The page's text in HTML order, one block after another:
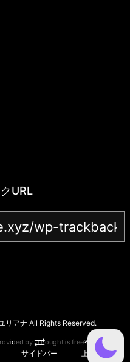
URL
リアナ All Rights Reserved.
by "Thought is free".

サイドバー

上へ